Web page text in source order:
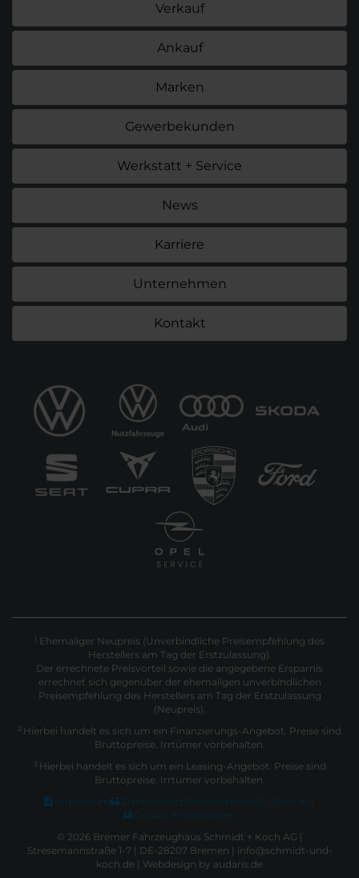
Verkauf
Ankauf
Marken
Gewerbekunden
Werkstatt + Service
News
Karriere
Unternehmen
Kontakt
1 Ehemaliger Neupreis (Unverbindliche Preisempfehlung des
Herstellers am Tag der Erstzulassung).
Der errechnete Preisvorteil sowie die angegebene Ersparnis
errechnet sich gegenüber der ehemaligen unverbindlichen
Preisempfehlung des Herstellers am Tag der Erstzulassung
(Neupreis).
2 Hierbei handelt es sich um ein Finanzierungs-Angebot. Preise sind
Bruttopreise. Irrtümer vorbehalten.
3 Hierbei handelt es sich um ein Leasing-Angebot. Preise sind
Bruttopreise. Irrtümer vorbehalten.
Impressum
Datenschutz Barrierefreiheit EU Data Act
Cookie Einstellungen
© 2026 Bremer Fahrzeughaus Schmidt + Koch AG |
Stresemannstraße 1-7 | DE-28207 Bremen | info@schmidt-und-
koch.de | Webdesign by audaris.de